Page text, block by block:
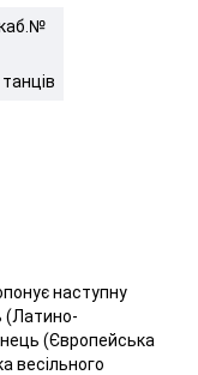
наступну
(Латино-
(Європейська
весільного